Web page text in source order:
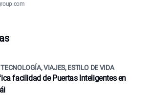
TECNOLOGÍA, VIAJES, ESTILO DE VIDA
facilidad de Puertas Inteligentes en